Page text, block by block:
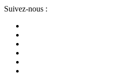
Suivez-nous :